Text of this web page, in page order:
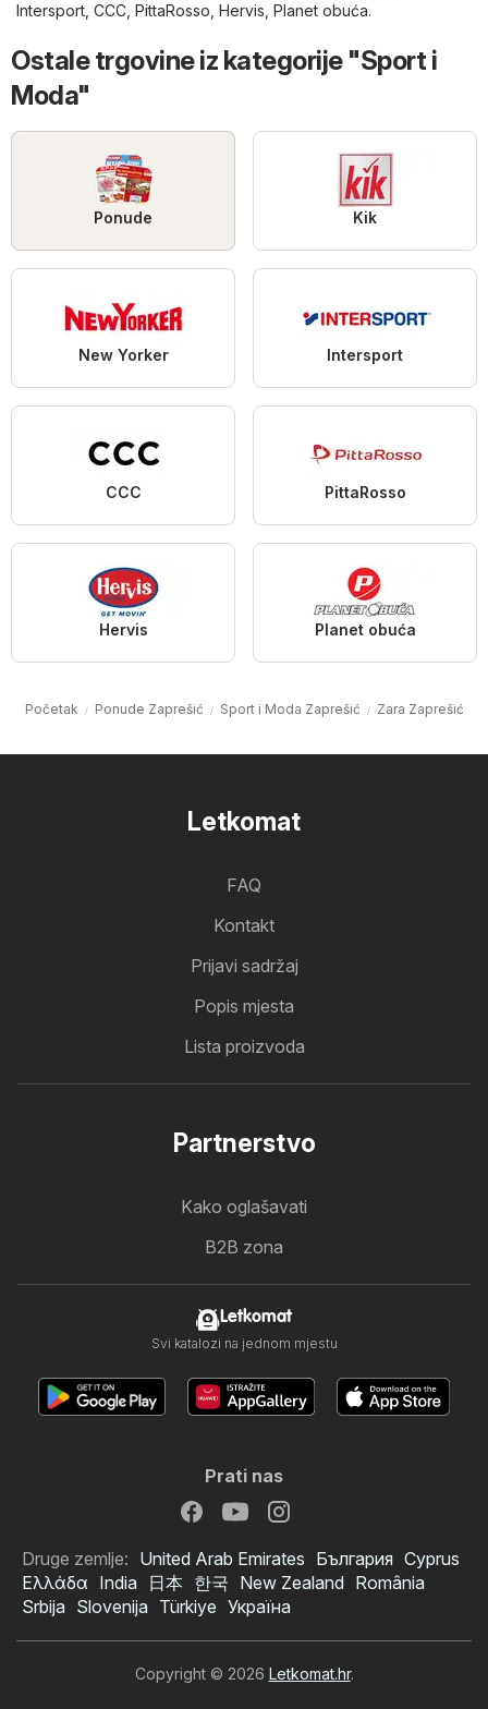
Intersport CCC PittaRosso Hervis Planet obuća.
Ostale trgovine iz kategorije "Sport i
Moda"
Ponude Kik
New Yorker Intersport
CCC PittaRosso
Hervis Planet obuća
Početak Ponude Zaprešić Sport i Moda Zaprešić Zara Zaprešić
Letkomat
FAQ
Kontakt
Prijavi sadržaj
Popis mjesta
Lista proizvoda
Partnerstvo
Kako oglašavati
B2B zona
Letkomat
Svi katalozi na jednom mjestu
Prati nas
Druge zemlje: United Arab Emirates България Cyprus
Ελλάδα India 日本 한국 New Zealand România
Srbija Slovenija Türkiye Україна
Copyright © 2026 Letkomat.hr.